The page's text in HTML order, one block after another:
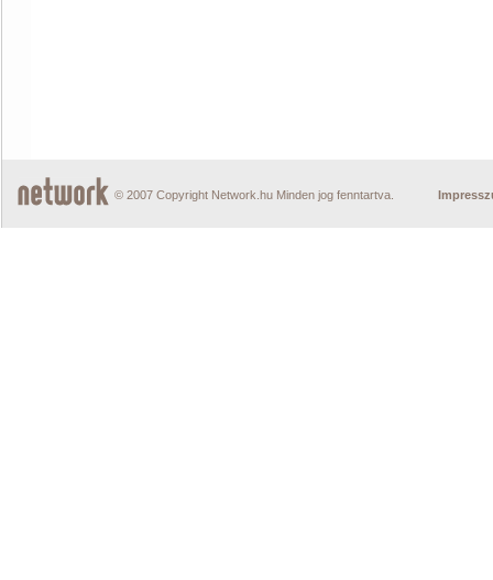
© 2007 Copyright Network.hu Minden jog fenntartva.